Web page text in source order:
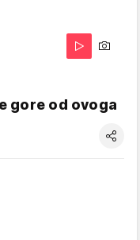
gore od ovoga